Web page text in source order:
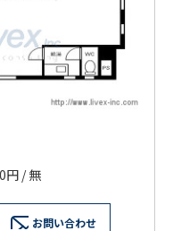
円 / 無
お問い合わせ